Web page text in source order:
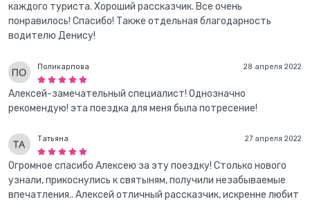
каждого туриста. Хороший рассказчик. Все очень
понравилось! Спасибо! Также отдельная благодарность
водителю Денису!
28 апреля 2022
Поликарпова
Алексей-замечательный специалист! Однозначно
рекомендую! эта поездка для меня была потресение!
27 апреля 2022
Татьяна
Огромное спасибо Алексею за эту поездку! Столько нового
узнали, прикоснулись к святыням, получили незабываемые
впечатления.. Алексей отличный рассказчик, искренне любит